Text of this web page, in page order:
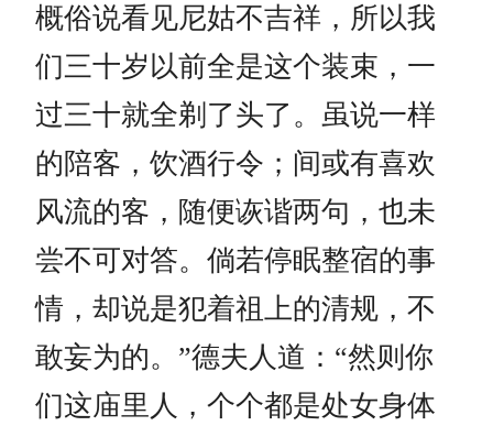
概俗说看见尼姑不吉祥，所以我
们三十岁以前全是这个装束，一
过三十就全剃了头了。虽说一样
的陪客，饮酒行令；间或有喜欢
风流的客，随便诙谐两句，也未
尝不可对答。倘若停眠整宿的事
情，却说是犯着祖上的清规，不
敢妄为的。”德夫人道：“然则你
们这庙里人，个个都是处女身体